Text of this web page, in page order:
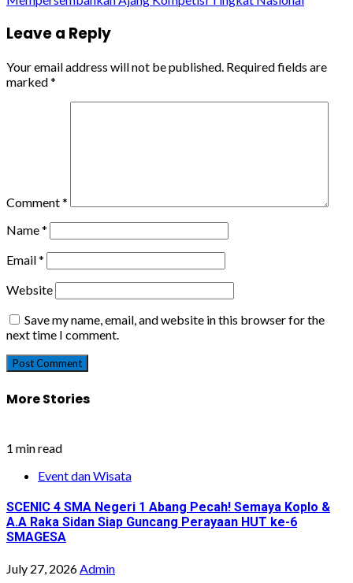
Leave a Reply
Your email address will not be published. Required fields are
marked*
Comment*
Name*
Email*
Website
Save my name, email, and website in this browser for the
next time I comment.
More Stories
1 min read
Event dan Wisata
SCENIC 4 SMA Negeri 1 Abang Pecah! Semaya Koplo &
A.A Raka Sidan Siap Guncang Perayaan HUT ke-6
SMAGESA
July 27, 2026Admin